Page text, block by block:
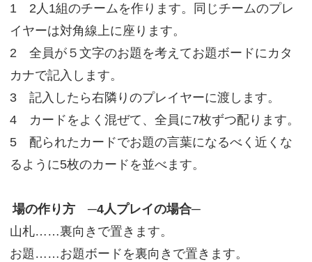
1 2人1組のチームを作ります。同じチームのプレ
イヤーは対角線上に座ります。
2 全員が５文字のお題を考えてお題ボードにカタ
カナで記入します。
3 記入したら右隣りのプレイヤーに渡します。
4 カードをよく混ぜて、全員に7枚ずつ配ります。
5 配られたカードでお題の言葉になるべく近くな
るように5枚のカードを並べます。
場の作り方 ─4人プレイの場合─
山札……裏向きで置きます。
お題……お題ボードを裏向きで置きます。